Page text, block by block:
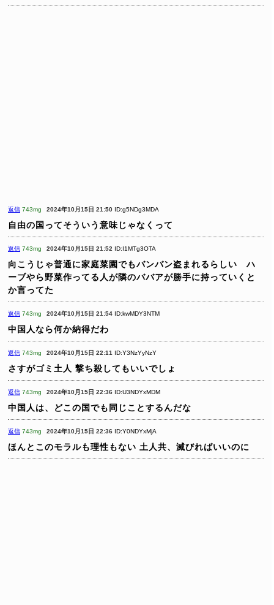
返信 743mg 2024年10月15日 21:50 ID:g5NDg3MDA
自由の国ってそういう意味じゃなくって
返信 743mg 2024年10月15日 21:52 ID:I1MTg3OTA
向こうじゃ普通に家庭菜園でもバンバン盗まれるらしい ハ
ーブやら野菜作ってる人が隣のババアが勝手に持っていくと
か言ってた
返信 743mg 2024年10月15日 21:54 ID:kwMDY3NTM
中国人なら何か納得だわ
返信 743mg 2024年10月15日 22:11 ID:Y3NzYyNzY
さすがゴミ土人 撃ち殺してもいいでしょ
返信 743mg 2024年10月15日 22:36 ID:U3NDYxMDM
中国人は、どこの国でも同じことするんだな
返信 743mg 2024年10月15日 22:36 ID:Y0NDYxMjA
ほんとこのモラルも理性もない 土人共、滅びればいいのに